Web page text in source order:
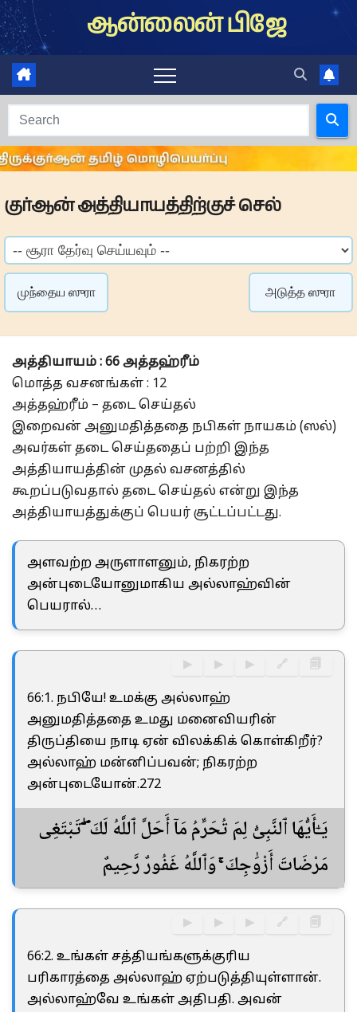
Skip
to
content
ஆன்லைன் பிஜே
குர்ஆன் அத்தியாயத்திற்குச் செல்
முந்தைய ஸுரா அடுத்த ஸுரா
அத்தியாயம் : 66 அத்தஹ்ரீம்
மொத்த வசனங்கள் : 12
அத்தஹ்ரீம் – தடை செய்தல்
இறைவன் அனுமதித்ததை நபிகள் நாயகம் (ஸல்)
அவர்கள் தடை செய்ததைப் பற்றி இந்த
அத்தியாயத்தின் முதல் வசனத்தில்
கூறப்படுவதால் தடை செய்தல் என்று இந்த
அத்தியாயத்துக்குப் பெயர் சூட்டப்பட்டது.
அளவற்ற அருளாளனும், நிகரற்ற
அன்புடையோனுமாகிய அல்லாஹ்வின்
பெயரால்…
▶ ▶ ▶ 🔗 🗐
66:1. நபியே! உமக்கு அல்லாஹ்
அனுமதித்ததை உமது மனைவியரின்
திருப்தியை நாடி ஏன் விலக்கிக் கொள்கிறீர்?
அல்லாஹ் மன்னிப்பவன்; நிகரற்ற
அன்புடையோன்.272
يَـٰٓأَيُّهَا ٱلنَّبِىُّ لِمَ تُحَرِّمُ مَآ أَحَلَّ ٱللَّهُ لَكَ ۖ تَبْتَغِى
مَرْضَاتَ أَزْوَٰجِكَ ۚ وَٱللَّهُ غَفُورٌ رَّحِيمٌ
▶ ▶ ▶ 🔗 🗐
66:2. உங்கள் சத்தியங்களுக்குரிய
பரிகாரத்தை அல்லாஹ் ஏற்படுத்தியுள்ளான்.
அல்லாஹ்வே உங்கள் அதிபதி. அவன்